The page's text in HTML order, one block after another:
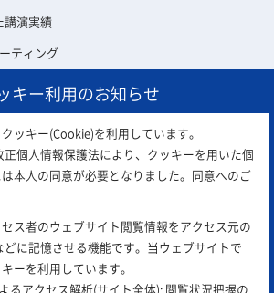
講演実績
ティング
いて
キー利用のお知らせ
ッキー(Cookie)を利用しています。
個人情報保護法により、クッキーを用いた個
本人の同意が必要となりました。同意へのご
ス者のウェブサイト閲覧情報をアクセス元の
どに記憶させる機能です。当ウェブサイトで
ーを利用しています。
るアクセス解析(サイト全体): 閲覧状況把握の